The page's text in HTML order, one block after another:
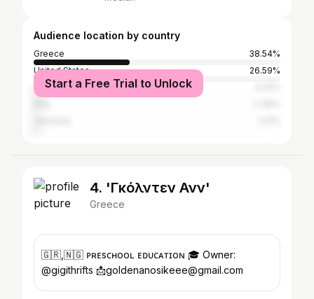
Audience location by country
Greece
38.54%
United States
26.59%
United Kingdom
Start a Free Trial to Unlock
4. 'Γκόλντεν Ανν'
Greece
🇬🇷,🇳🇬 ᴘʀᴇsᴄʜᴏᴏʟ ᴇᴅᴜᴄᴀᴛɪᴏɴ 🎓 Owner:
@gigithrifts 📩goldenanosikeee@gmail.com